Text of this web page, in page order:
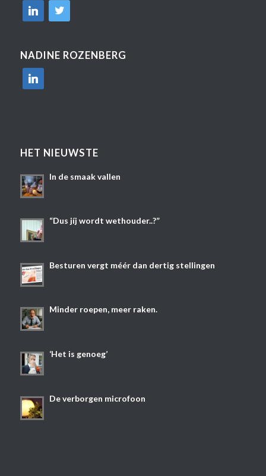
linkedin
twitter
NADINE ROZENBERG
linkedin
HET NIEUWSTE
In de smaak vallen
“Dus jíj wordt wethouder..?”
Besturen vergt méér dan dertig stellingen
Minder roepen, meer raken.
‘Het is genoeg’
De verborgen microfoon